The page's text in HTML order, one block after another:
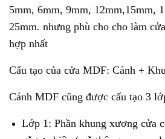
5mm, 6mm, 9mm, 12mm,15mm,
25mm. nhưng phù cho cho làm
hợp nhất
Cấu tạo của cửa MDF: Cánh +
Cánh MDF cũng được cấu tạo 3
Lớp 1: Phần khung xương cửa